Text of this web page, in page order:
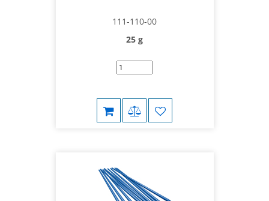
111-110-00
25 g